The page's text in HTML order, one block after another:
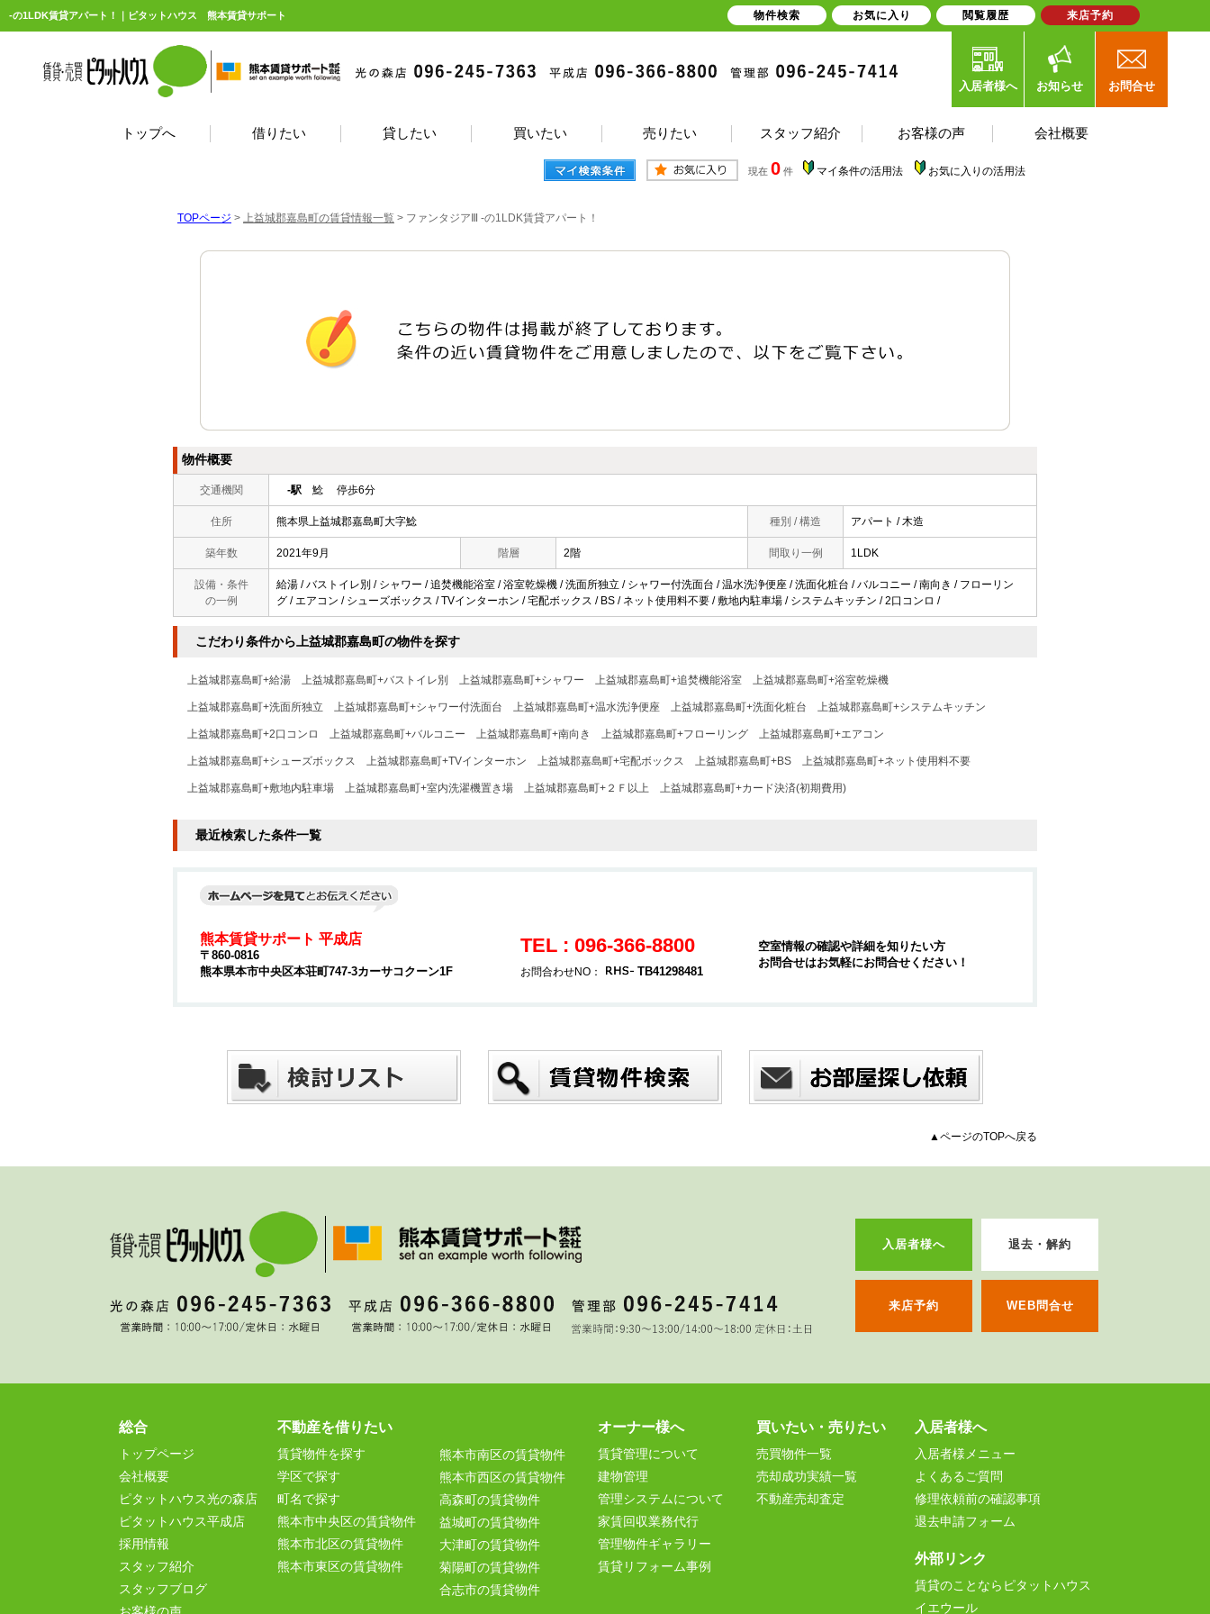
-の1LDK賃貸アパート！｜ピタットハウス 熊本賃貸サポート
入居者様へ お知らせ お問合せ
トップへ 借りたい 貸したい 買いたい 売りたい スタッフ紹介 お客様の声 会社概要
現在 0 件 マイ条件の活用法 お気に入りの活用法
TOPページ > 上益城郡嘉島町の賃貸情報一覧 > ファンタジアⅢ -の1LDK賃貸アパート！
物件概要
交通機関 -駅 鯰 停歩6分
住所 熊本県上益城郡嘉島町大字鯰 種別 / 構造 アパート / 木造
築年数 2021年9月 階層 2階 間取り一例 1LDK
設備・条件
の一例
給湯 / バストイレ別 / シャワー / 追焚機能浴室 / 浴室乾燥機 / 洗面所独立 / シャワー付洗面台 / 温水洗浄便座 / 洗面化粧台 / バルコニー / 南向き / フローリン
グ / エアコン / シューズボックス / TVインターホン / 宅配ボックス / BS / ネット使用料不要 / 敷地内駐車場 / システムキッチン / 2口コンロ /
こだわり条件から上益城郡嘉島町の物件を探す
上益城郡嘉島町+給湯 上益城郡嘉島町+バストイレ別 上益城郡嘉島町+シャワー 上益城郡嘉島町+追焚機能浴室 上益城郡嘉島町+浴室乾燥機
上益城郡嘉島町+洗面所独立 上益城郡嘉島町+シャワー付洗面台 上益城郡嘉島町+温水洗浄便座 上益城郡嘉島町+洗面化粧台 上益城郡嘉島町+システムキッチン
上益城郡嘉島町+2口コンロ 上益城郡嘉島町+バルコニー 上益城郡嘉島町+南向き 上益城郡嘉島町+フローリング 上益城郡嘉島町+エアコン
上益城郡嘉島町+シューズボックス 上益城郡嘉島町+TVインターホン 上益城郡嘉島町+宅配ボックス 上益城郡嘉島町+BS 上益城郡嘉島町+ネット使用料不要
上益城郡嘉島町+敷地内駐車場 上益城郡嘉島町+室内洗濯機置き場 上益城郡嘉島町+２Ｆ以上 上益城郡嘉島町+カード決済(初期費用)
最近検索した条件一覧
熊本賃貸サポート 平成店
〒860-0816
熊本県本市中央区本荘町747-3カーサコクーン1F
TEL : 096-366-8800
お問合わせNO： TB41298481
空室情報の確認や詳細を知りたい方
お問合せはお気軽にお問合せください！
▲ページのTOPへ戻る
入居者様へ 退去・解約
来店予約 WEB問合せ
総合
トップページ
会社概要
ピタットハウス光の森店
ピタットハウス平成店
採用情報
スタッフ紹介
スタッフブログ
不動産を借りたい
賃貸物件を探す
学区で探す
町名で探す
熊本市中央区の賃貸物件
熊本市北区の賃貸物件
熊本市東区の賃貸物件
熊本市南区の賃貸物件
熊本市西区の賃貸物件
高森町の賃貸物件
益城町の賃貸物件
大津町の賃貸物件
菊陽町の賃貸物件
合志市の賃貸物件
オーナー様へ
賃貸管理について
建物管理
管理システムについて
家賃回収業務代行
管理物件ギャラリー
賃貸リフォーム事例
買いたい・売りたい
売買物件一覧
売却成功実績一覧
不動産売却査定
入居者様へ
入居者様メニュー
よくあるご質問
修理依頼前の確認事項
退去申請フォーム
外部リンク
賃貸のことならピタットハウス
イエウール
物件検索 お気に入り 閲覧履歴 来店予約